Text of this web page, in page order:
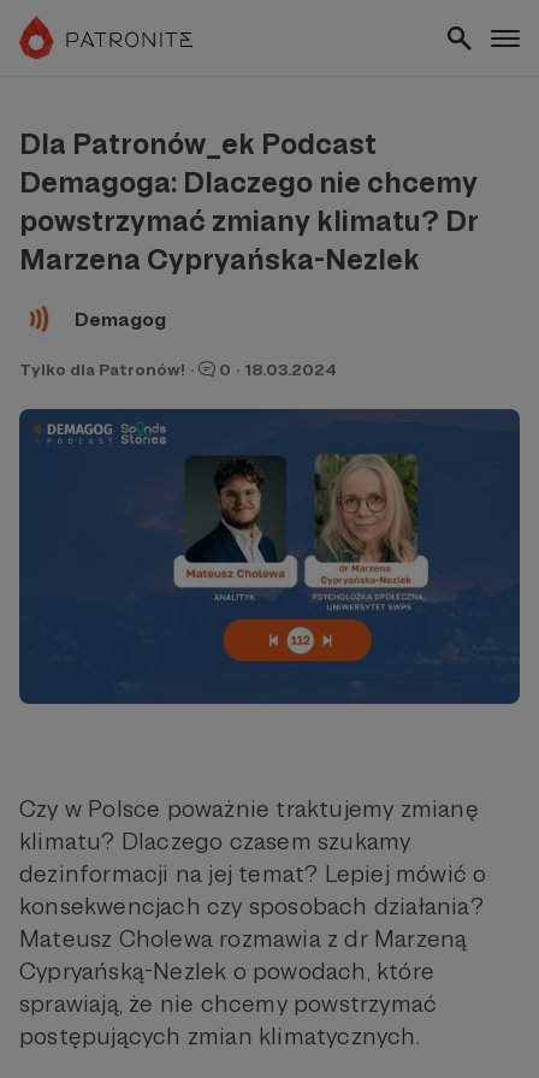
Dla Patronów_ek Podcast
Demagoga: Dlaczego nie chcemy
powstrzymać zmiany klimatu? Dr
Marzena Cypryańska-Nezlek
Demagog
Tylko dla Patronów! · 0 · 18.03.2024
Czy w Polsce poważnie traktujemy zmianę
klimatu? Dlaczego czasem szukamy
dezinformacji na jej temat? Lepiej mówić o
konsekwencjach czy sposobach działania?
Mateusz Cholewa rozmawia z dr Marzeną
Cypryańską-Nezlek o powodach, które
sprawiają, że nie chcemy powstrzymać
postępujących zmian klimatycznych.